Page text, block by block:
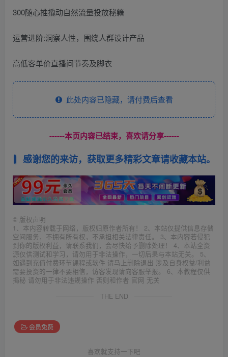
300随心推撬动自然流量投放秘籍
运营进阶:洞察人性，围绕人群设计产品
高低客单价直播间节奏及脚衣
此处内容已隐藏，请付费后查看
------本页内容已结束，喜欢请分享------
感谢您的来访，获取更多精彩文章请收藏本站。
© 版权声明
1、本内容转载于网络，版权归原作者所有！ 2、本站仅提供信息存储
空间服务，不拥有所有权，不承担相关法律责任。 3、本内容若侵犯
到你的版权利益，请联系我们，会尽快给予删除处理！ 4、本站全资
源仅供测试和学习，请勿用于非法操作，一切后果与本站无关。 5、
如遇到充值付费环节课程或软件 请马上删除退出 涉及自身权益/利益
需要投资的一律不要相信，访客发现请向客服举报。 6、本教程仅供
揭秘 请勿用于非法违规操作 否则和作者 官网 无关
THE END
会员免费
喜欢就支持一下吧